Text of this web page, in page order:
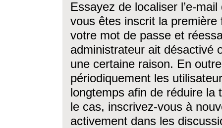
Essayez de localiser l’e-
vous êtes inscrit la première
votre mot de passe et
administrateur ait désactivé
une certaine raison. En
périodiquement les
longtemps afin de réduire la
le cas, inscrivez-vous à
activement dans les